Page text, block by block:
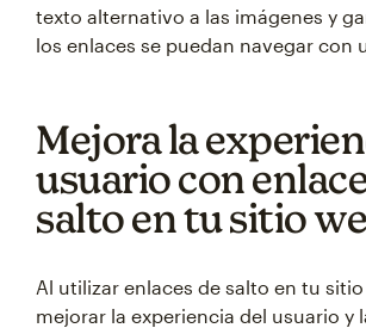
texto alternativo a las imágenes y
los enlaces se puedan navegar con
Mejora la
usuario con
salto en tu sitio
Al utilizar enlaces de salto en tu
mejorar la experiencia del usuario y